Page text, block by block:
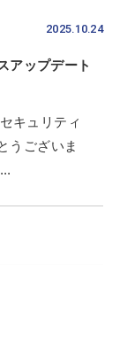
2025.10.24
アップデート
キュリティ
うございま